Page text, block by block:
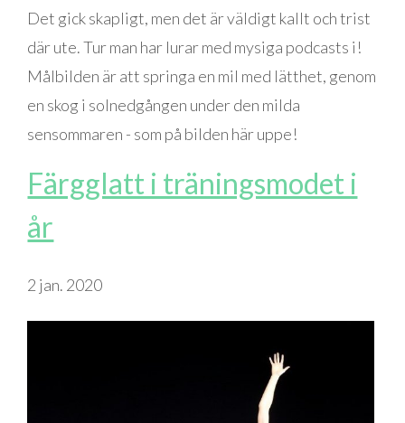
Det gick skapligt, men det är väldigt kallt och trist
där ute. Tur man har lurar med mysiga podcasts i!
Målbilden är att springa en mil med lätthet, genom
en skog i solnedgången under den milda
sensommaren - som på bilden här uppe!
Färgglatt i träningsmodet i
år
2 jan. 2020